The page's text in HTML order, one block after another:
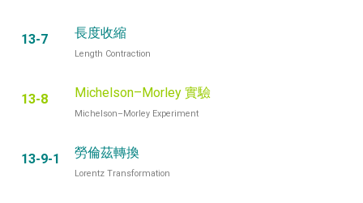
13-7 長度收縮
Length Contraction
13-8 Michelson–Morley 實驗
Michelson–Morley Experiment
13-9-1 勞倫茲轉換
Lorentz Transformation